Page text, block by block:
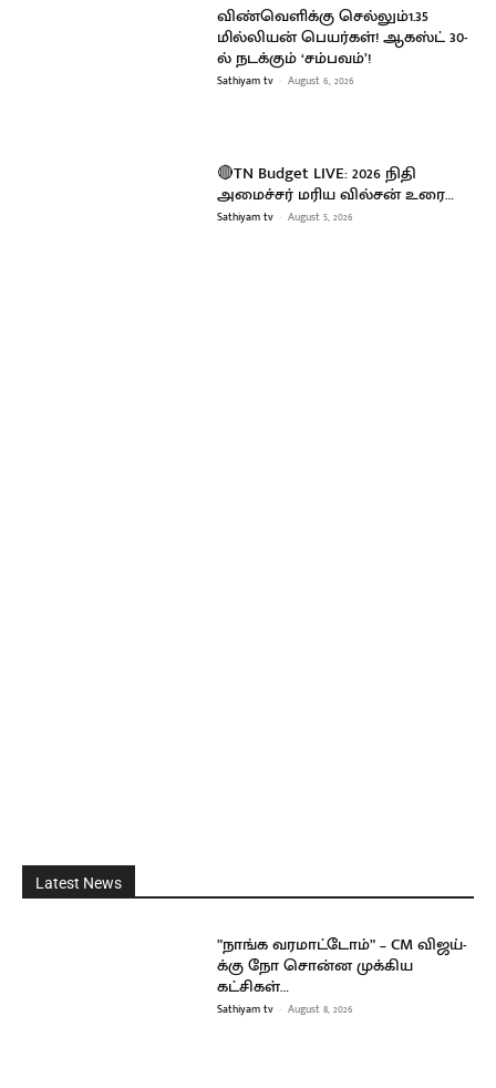
விண்வெளிக்கு செல்லும்1.35
மில்லியன் பெயர்கள்! ஆகஸ்ட் 30-
ல் நடக்கும் ‘சம்பவம்’!
Sathiyam tv - August 6, 2026
🔴TN Budget LIVE: 2026 நிதி
அமைச்சர் மரிய வில்சன் உரை…
Sathiyam tv - August 5, 2026
Latest News
”நாங்க வரமாட்டோம்” – CM விஜய்-
க்கு நோ சொன்ன முக்கிய
கட்சிகள்…
Sathiyam tv - August 8, 2026